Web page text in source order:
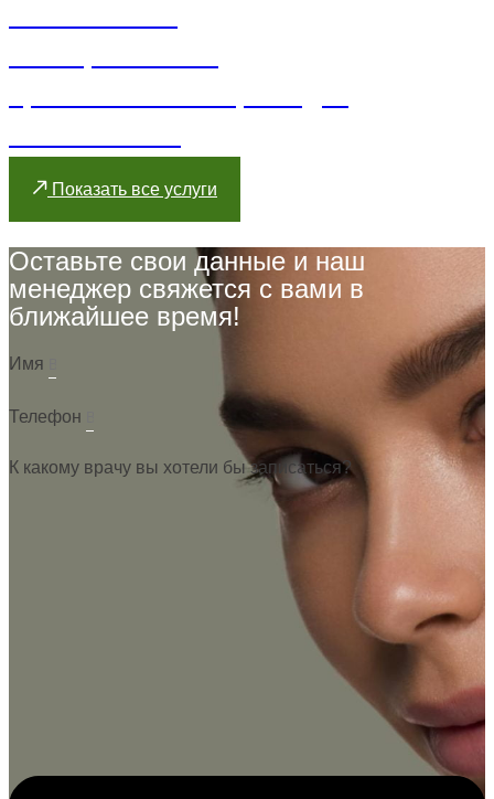
Показать все услуги
Оставьте свои данные и наш
менеджер свяжется с вами в
ближайшее время!
Имя
Телефон
К какому врачу вы хотели бы записаться?